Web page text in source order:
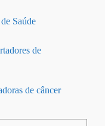
Saúde
de
de câncer